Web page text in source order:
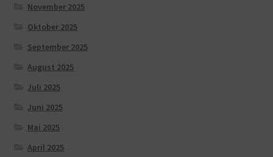
November 2025
Oktober 2025
September 2025
August 2025
Juli 2025
Juni 2025
Mai 2025
April 2025